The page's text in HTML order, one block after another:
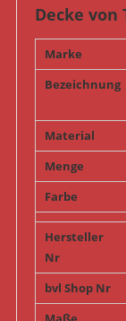
Decke von
Marke
Bezeichnung
Material
Menge
Farbe
Hersteller
Nr
bvl Shop Nr